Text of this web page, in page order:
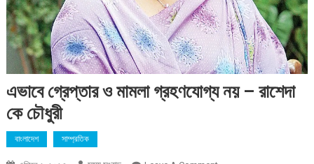
এভাবে গ্রেপ্তার ও মামলা গ্রহণযোগ্য নয় – রাশেদা
কে চৌধুরী
বাংলাদেশ সাম্প্রতিক